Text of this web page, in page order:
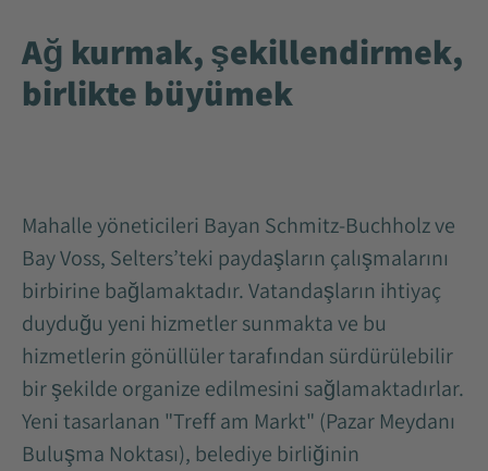
Ağ kurmak, şekillendirmek,
birlikte büyümek
Mahalle yöneticileri Bayan Schmitz-Buchholz ve
Bay Voss, Selters’teki paydaşların çalışmalarını
birbirine bağlamaktadır. Vatandaşların ihtiyaç
duyduğu yeni hizmetler sunmakta ve bu
hizmetlerin gönüllüler tarafından sürdürülebilir
bir şekilde organize edilmesini sağlamaktadırlar.
Yeni tasarlanan "Treff am Markt" (Pazar Meydanı
Buluşma Noktası), belediye birliğinin